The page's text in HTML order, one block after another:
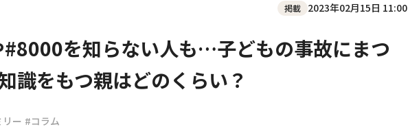
掲載 2023年02月15日 11:00
#8000を知らない人も…子どもの事故にまつ
識をもつ親はどのくらい？
ー #コラム